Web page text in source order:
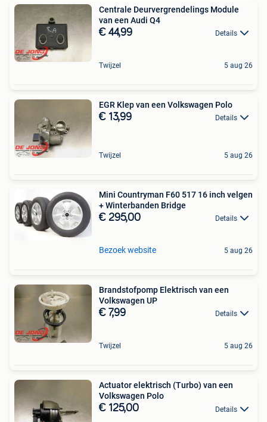
Centrale Deurvergrendelings Module
van een Audi Q4
€ 44,99 Details
Twijzel 5 aug 26
EGR Klep van een Volkswagen Polo
€ 13,99 Details
Twijzel 5 aug 26
Mini Countryman F60 517 16 inch velgen
+ Winterbanden Bridge
€ 295,00 Details
Bezoek website 5 aug 26
Brandstofpomp Elektrisch van een
Volkswagen UP
€ 7,99 Details
Twijzel 5 aug 26
Actuator elektrisch (Turbo) van een
Volkswagen Polo
€ 125,00 Details